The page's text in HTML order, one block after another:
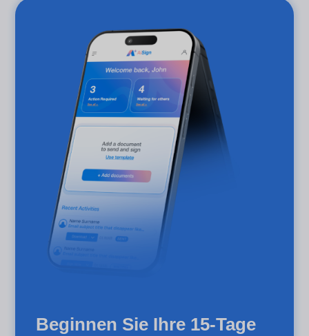
Beginnen Sie Ihre 15-Tage